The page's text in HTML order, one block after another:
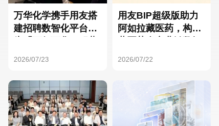
万华化学携手用友搭
建招聘数智化平台，
2026/07/23
用友BIP超级版助力
阿如拉藏医药，构建
2026/07/22